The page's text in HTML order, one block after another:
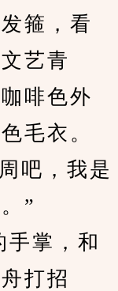
箍，看
艺青
啡色外
毛衣。
，我是
”
掌，和
打招